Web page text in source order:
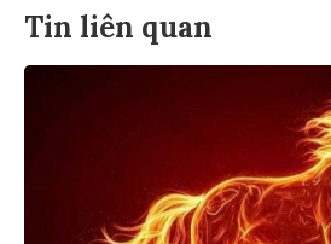
Tin liên quan